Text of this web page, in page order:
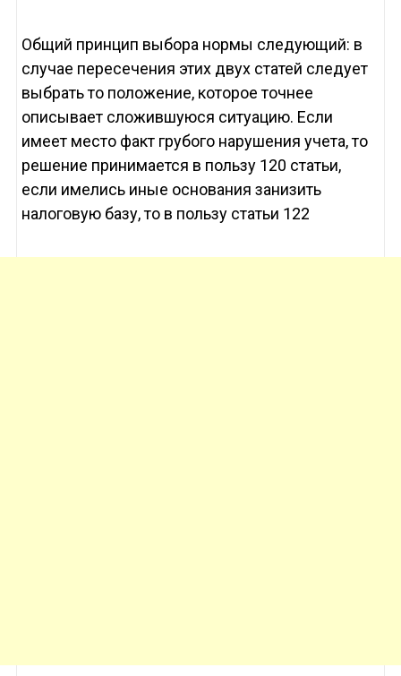
Общий принцип выбора нормы следующий: в
случае пересечения этих двух статей следует
выбрать то положение, которое точнее
описывает сложившуюся ситуацию. Если
имеет место факт грубого нарушения учета, то
решение принимается в пользу 120 статьи,
если имелись иные основания занизить
налоговую базу, то в пользу статьи 122